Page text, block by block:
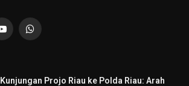
YouTubeWhatsApp
Kunjungan Projo Riau ke Polda Riau: Arah